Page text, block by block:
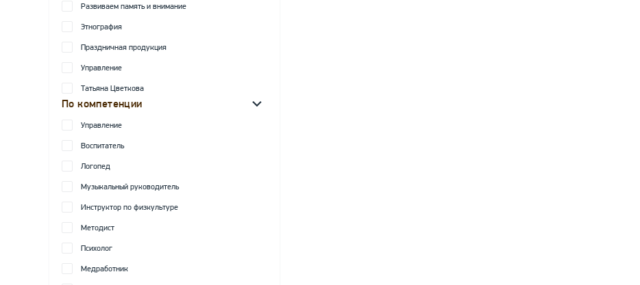
Развиваем память и внимание
Этнография
Праздничная продукция
Управление
Татьяна Цветкова
По компетенции
Управление
Воспитатель
Логопед
Музыкальный руководитель
Инструктор по физкультуре
Методист
Психолог
Медработник